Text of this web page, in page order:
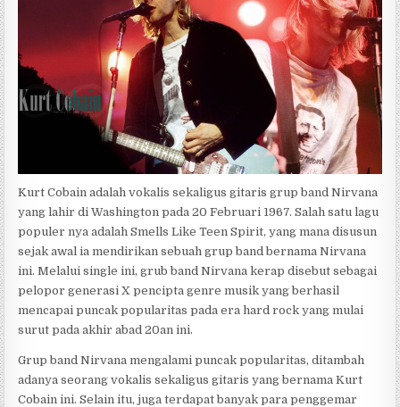
Kurt Cobain adalah vokalis sekaligus gitaris grup band Nirvana
yang lahir di Washington pada 20 Februari 1967. Salah satu lagu
populer nya adalah Smells Like Teen Spirit, yang mana disusun
sejak awal ia mendirikan sebuah grup band bernama Nirvana
ini. Melalui single ini, grub band Nirvana kerap disebut sebagai
pelopor generasi X pencipta genre musik yang berhasil
mencapai puncak popularitas pada era hard rock yang mulai
surut pada akhir abad 20an ini.
Grup band Nirvana mengalami puncak popularitas, ditambah
adanya seorang vokalis sekaligus gitaris yang bernama Kurt
Cobain ini. Selain itu, juga terdapat banyak para penggemar